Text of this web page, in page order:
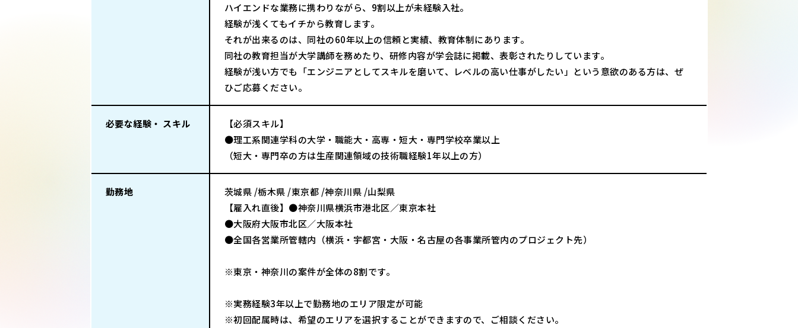
ハイエンドな業務に携わりながら、9割以上が未経験入社。
経験が浅くてもイチから教育します。
それが出来るのは、同社の60年以上の信頼と実績、教育体制にあります。
同社の教育担当が大学講師を務めたり、研修内容が学会誌に掲載、表彰されたりしています。
経験が浅い方でも「エンジニアとしてスキルを磨いて、レベルの高い仕事がしたい」という意欲のある方は、ぜ
ひご応募ください。
必要な経験・ スキル
【必須スキル】
●理工系関連学科の大学・職能大・高専・短大・専門学校卒業以上
（短大・専門卒の方は生産関連領域の技術職経験1年以上の方）
勤務地
茨城県 /栃木県 /東京都 /神奈川県 /山梨県
【雇入れ直後】●神奈川県横浜市港北区／東京本社
●大阪府大阪市北区／大阪本社
●全国各営業所管轄内（横浜・宇都宮・大阪・名古屋の各事業所管内のプロジェクト先）
※東京・神奈川の案件が全体の8割です。
※実務経験3年以上で勤務地のエリア限定が可能
※初回配属時は、希望のエリアを選択することができますので、ご相談ください。